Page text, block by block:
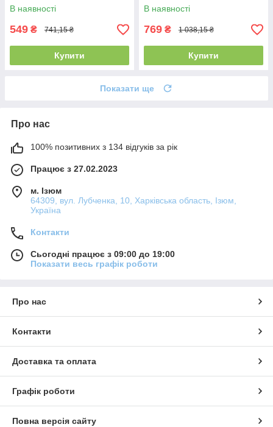
В наявності
549 ₴ 741,15 ₴
Купити
В наявності
769 ₴ 1 038,15 ₴
Купити
Показати ще
Про нас
100% позитивних з 134 відгуків за рік
Працює з 27.02.2023
м. Ізюм
64309, вул. Лубченка, 10, Харківська область, Ізюм,
Україна
Контакти
Сьогодні працює з 09:00 до 19:00
Показати весь графік роботи
Про нас
Контакти
Доставка та оплата
Графік роботи
Повна версія сайту